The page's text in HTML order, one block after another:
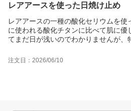
レアアースを使った日焼け止め
レアアースの一種の酸化セリウムを使
に使われる酸化チタンに比べて肌に優
てまだ日が浅いのでわかりませんが、
注文日：2026/06/10